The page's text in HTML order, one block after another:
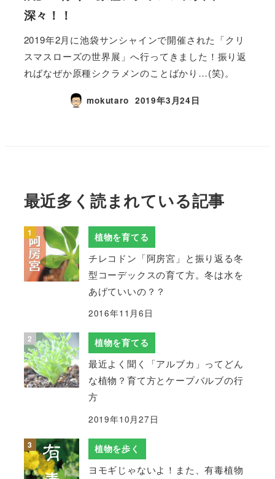
深々！！
2019年2月に池袋サンシャインで開催された「クリ
スマスローズの世界展」へ行ってきました！振り返
ればなぜか原種シクラメンのことばかり…(笑)。
mokutaro 2019年3月24日
最近多く読まれている記事
植物を育てる
チレコドン「阿房宮」と振り返る冬
型コーデックスの育て方。冬は水を
あげていいの？？
2016年11月6日
植物を育てる
最近よく聞く「アルブカ」ってどん
な植物？育て方とケープバルブの行
方
2019年10月27日
植物を歩く
ヨモギじゃないよ！また、有毒植物